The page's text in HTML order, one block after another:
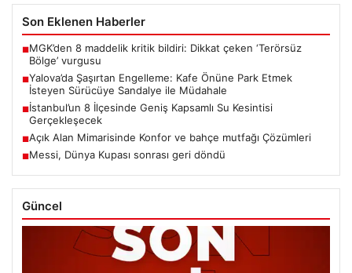
Son Eklenen Haberler
■MGK’den 8 maddelik kritik bildiri: Dikkat çeken ‘Terörsüz
Bölge’ vurgusu
■Yalova’da Şaşırtan Engelleme: Kafe Önüne Park Etmek
İsteyen Sürücüye Sandalye ile Müdahale
■İstanbul’un 8 İlçesinde Geniş Kapsamlı Su Kesintisi
Gerçekleşecek
■Açık Alan Mimarisinde Konfor ve bahçe mutfağı Çözümleri
■Messi, Dünya Kupası sonrası geri döndü
Güncel